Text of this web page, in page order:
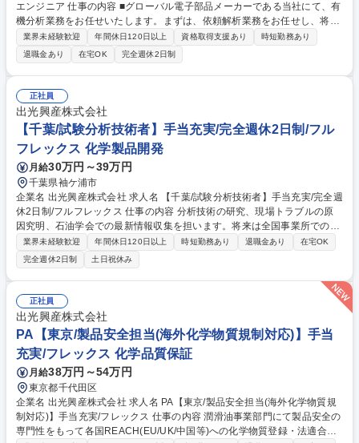
エンジニア 仕事の内容 ■グローバル電子部品メーカーである当社にて、有
機分析業務をお任せいたします。まずは、依頼解析業務をお任せし、将来
的には課題解決のプロジェクトの推進やマネジメント業務をお任せしま
す。 【業務内容】■分光分析技術（FT-IR、Raman等）を用いたTDK全社
の材料・デバイスの評価・解析業務 ■有機構造解析技術（GC、GC/MS、L
C、LC/MS、NMR、ToF-SIMS等）を用いたTDK全社の材料・デバイスの
評価・解析業務 【組織ミッション】■評価解析技術を用いて顧客をサポー
トする。 ■評価解析のベンチマーク/ロードマップを整備し、顧客に貢献で
きる「見えないものを見えるようにする」先端技術を開発する。 募集職種
【千葉:XE01】材料・デバイスの有機分析エンジニア
業界未経験歓迎 年間休日120日以上 資格取得支援あり
時短勤務あり
退職金あり
在宅OK 完全週休2日制
正社員
出光興産株式会社
【千葉/試験分析技術者】手当充実/完全週休2日制/フル
フレックス 化学製品開発
月給30万円～39万円
千葉県袖ケ浦市
企業名 出光興産株式会社 求人名 【千葉/試験分析技術者】手当充実/完全週
休2日制/フルフレックス 仕事の内容 分析技術の研究、現場トラブルの原
因究明、石油学会での最新情報収集を担います。将来は全国事業所でのロ
ーテーションを通じ、全社視点での技術マネジメントを経験できます。
【業務詳細】(1)現場の試験技術向上と品質向上の施策立案(2)製品異常発
生時の原因究明と是正処置、現場への技術指導(3)最新の分析機器（GC/M
S等）を用いた分析法および物性試験法の研究(4)石油連盟等を通じた業界
の最新規制・技術情報の把握 ※将来的には全国の製油所・事業所へのロー
テーションがあり、技術の専門性を磨きながら、巨大なプラントの運営を
支える幅広いキャリアを築くことが可能です。 募集職種 【千葉/試験分析
技術者】手当充実/完全週休2日制/フルフレックス
業界未経験歓迎 年間休日120日以上 時短勤務あり 退職金あり
在宅OK
完全週休2日制
土日祝休み
正社員
出光興産株式会社
PA【東京/製品安全担当(海外化学物質規制対応)】手当
充実/フレックス 化学品質保証
月給38万円～54万円
東京都千代田区
企業名 出光興産株式会社 求人名 PA【東京/製品安全担当(海外化学物質規
制対応)】手当充実/フレックス 仕事の内容 潤滑油事業部門にて製品安全の
専門性をもって各国REACH(EU/UK/中国等)への化学物質登録・法適合確